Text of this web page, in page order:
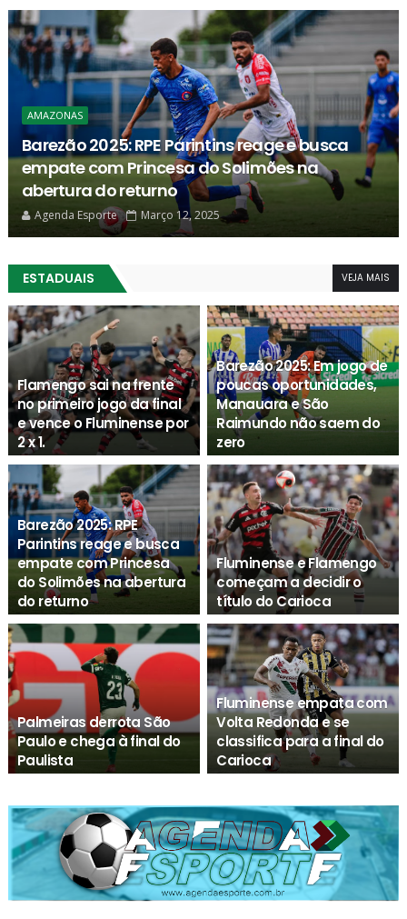
AMAZONAS
FAF e clubes investem em tecnologia e acesso
aos estádios no Barezão 2025 por meio de
reconhecimento facial
Agenda Esporte Janeiro 23, 2025
ESTADUAIS VEJA MAIS
Flamengo sai na frente
no primeiro jogo da final
e vence o Fluminense por
2 x 1.
Agenda Esporte
Barezão 2025: Em jogo de
poucas oportunidades,
Manauara e São
Raimundo não saem do
zero
Agenda Esporte
Barezão 2025: RPE
Parintins reage e busca
empate com Princesa
do Solimões na abertura
do returno
Agenda Esporte
Fluminense e Flamengo
começam a decidir o
título do Carioca
Agenda Esporte
Palmeiras derrota São
Paulo e chega à final do
Paulista
Fluminense empata com
Volta Redonda e se
classifica para a final do
Carioca